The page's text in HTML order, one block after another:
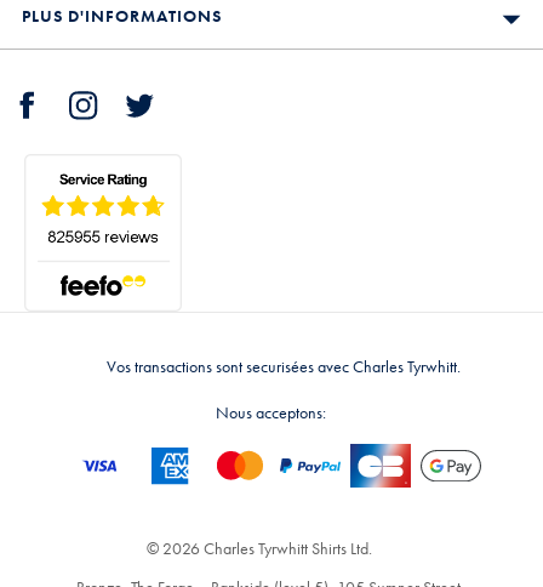
PLUS D'INFORMATIONS
Vos transactions sont securisées avec Charles Tyrwhitt.
Nous acceptons:
© 2026 Charles Tyrwhitt Shirts Ltd.